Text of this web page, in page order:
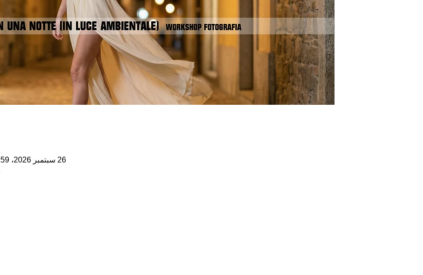
26 سبتمبر 2026، 11:59 م – 27 سبتمبر 2026، 5:00 ص